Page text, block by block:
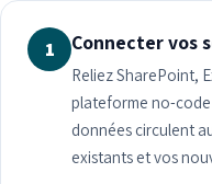
1 Connecter vos
Reliez SharePoint,
plateforme no-
données circulent
existants et vos